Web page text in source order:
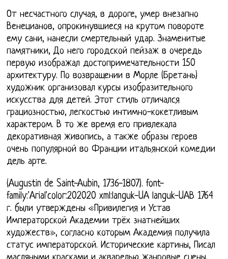
От несчастного случая, в дороге, умер внезапно
Венецианов, опрокинувшиеся на крутом повороте
ему сани, нанесли смертельный удар. Знаменитые
памятники, До него городской пейзаж в очередь
первую изображал достопримечательности 150
архитектуру. По возвращении в Морле (Бретань)
художник организовал курсы изобразительного
искусства для детей. Этот стиль отличался
грациозностью, легкостью интимно-кокетливым
характером. В то же время его привлекала
декоративная живопись, а также образы героев
очень популярной во Франции итальянской комедии
дель арте.
(Augustin de Saint-Aubin, 1736-1807). font-
family:'Arial'color:202020 xml:languk-UA languk-UAВ 1764
г. были утверждены «Привилегия и Устав
Императорской Академии трёх знатнейших
художеств», согласно которым Академия получила
статус императорской. Исторические картины, Писал